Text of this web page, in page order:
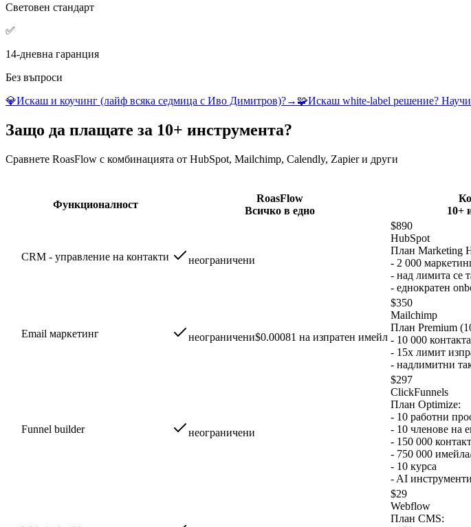
Световен стандарт
✅
14-дневна гаранция
Без въпроси
💎Искаш и коучинг (лайф всяка седмица с Иво Димитров)?→ 🧩Искаш white-label решение?
Защо да плащате за 10+ инструмента?
Сравнете RoasFlow с комбинацията от HubSpot, Mailchimp, Calendly, Zapier и други
Функционалност
RoasFlow
Всичко в едно
10+
CRM - управление на контакти неограничени
$890
HubSpot
План Marketing
- 2 000
- над лимита се
- еднократен
Email маркетинг неограничени$0.00081 на изпратен имейл
$350
Mailchimp
План Premium
- 10 000
- 15x лимит
- надлимитни
Funnel builder неограничени
$297
ClickFunnels
План Optimize:
- 10 работни
- 10 членове на
- 150 000
- 750 000
- 10 курса
- AI
$29
Webflow
План CMS: